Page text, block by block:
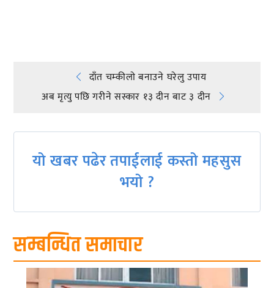
Post
navigation
दाँत चम्कीलाे बनाउने घरेलु उपाय
अब मृत्यु पछि गरीने सस्कार १३ दीन बाट ३ दीन
यो खबर पढेर तपाईलाई कस्तो महसुस
भयो ?
सम्बन्धित समाचार